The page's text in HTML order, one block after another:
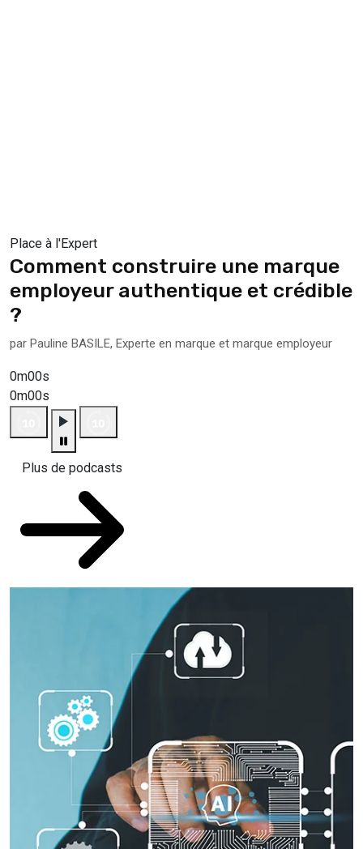
Place à l'Expert
Comment construire une marque
employeur authentique et crédible
?
par Pauline BASILE, Experte en marque et marque employeur
0m00s
0m00s
Plus de podcasts